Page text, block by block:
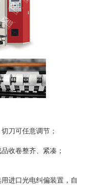
刀可任意调节；
收卷整齐、紧凑；
进口光电纠偏装置，自